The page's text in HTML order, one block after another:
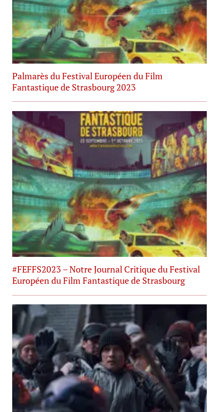
Palmarès du Festival Européen du Film
Fantastique de Strasbourg 2023
#FEFFS2023 – Notre Journal Critique du Festival
Européen du Film Fantastique de Strasbourg